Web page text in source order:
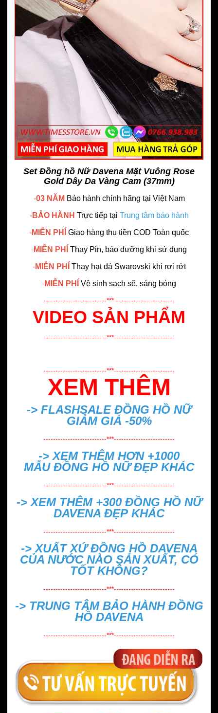
Set Đồng hồ Nữ Davena Mặt Vuông Rose
Gold Dây Da Vàng Cam (37mm)
-03 NĂM Bảo hành chính hãng tại Việt Nam
-BẢO HÀNH Trực tiếp tại Trung tâm bảo hành
-MIỄN PHÍ Giao hàng thu tiền COD Toàn quốc
-MIỄN PHÍ Thay Pin, bảo dưỡng khi sử dụng
-MIỄN PHÍ Thay hạt đá Swarovski khi rơi rớt
-MIỄN PHÍ Vệ sinh sạch sẽ, sáng bóng
--------------------------***-------------------------
VIDEO SẢN PHẨM
--------------------------***-------------------------
--------------------------***-------------------------
XEM THÊM
-> FLASHSALE ĐỒNG HỒ NỮ
GIẢM GIÁ -50%
--------------------------***-------------------------
-> XEM THÊM HƠN +1000
MẪU ĐỒNG HỒ NỮ ĐẸP KHÁC
--------------------------***-------------------------
-> XEM THÊM +300 ĐỒNG HỒ NỮ
DAVENA ĐẸP KHÁC
--------------------------***-------------------------
->XUẤT XỨ ĐỒNG HỒ DAVENA
CỦA NƯỚC NÀO SẢN XUẤT, CÓ
TỐT KHÔNG?
--------------------------***-------------------------
-> TRUNG TÂM BẢO HÀNH ĐỒNG
HỒ DAVENA
--------------------------***-------------------------